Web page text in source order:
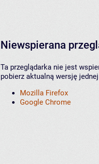
Niewspierana
Ta przeglądarka nie jest
pobierz aktualną wersję
Mozilla Firefox
Google Chrome